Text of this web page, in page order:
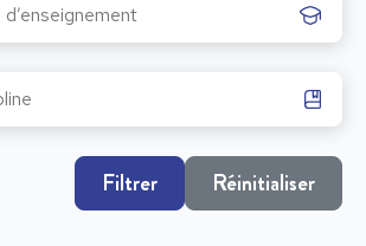
Filtrer Réinitialiser